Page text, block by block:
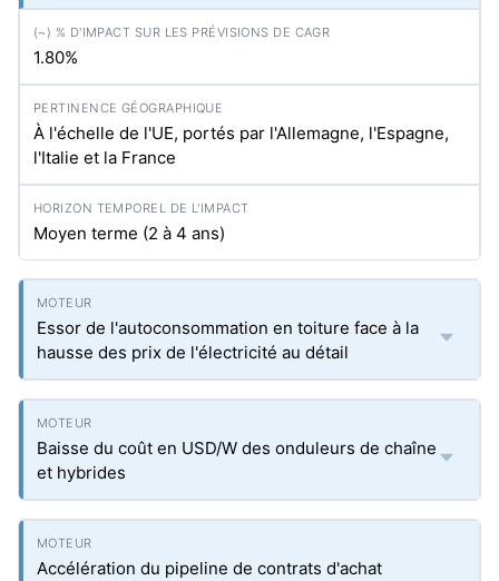
1.80%
À l'échelle de l'UE, portés par l'Allemagne, l'Espagne,
l'Italie et la France
Moyen terme (2 à 4 ans)
Essor de l'autoconsommation en toiture face à la
hausse des prix de l'électricité au détail
Baisse du coût en USD/W des onduleurs de chaîne
et hybrides
Accélération du pipeline de contrats d'achat